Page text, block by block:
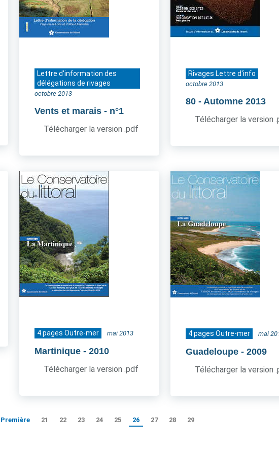
Lettre d'information des
délégations de rivages
octobre 2013
Vents et marais - n°1
Télécharger la version .pdf
Rivages Lettre d'info
octobre 2013
80 - Automne 2013
Télécharger la version
4 pages Outre-mer mai 2013
Martinique - 2010
Télécharger la version .pdf
4 pages Outre-mer mai
Guadeloupe - 2009
Télécharger la version
Première 21 22 23 24 25 26 27 28 29